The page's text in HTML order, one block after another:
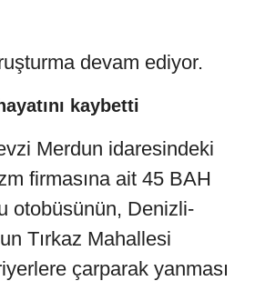
devam ediyor.
kaybetti
Merdun idaresindeki
firmasına ait 45 BAH
otobüsünün, Denizli-
Tırkaz Mahallesi
çarparak yanması